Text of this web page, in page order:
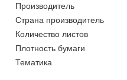
Производитель
Страна производитель
Количество листов
Плотность бумаги
Тематика